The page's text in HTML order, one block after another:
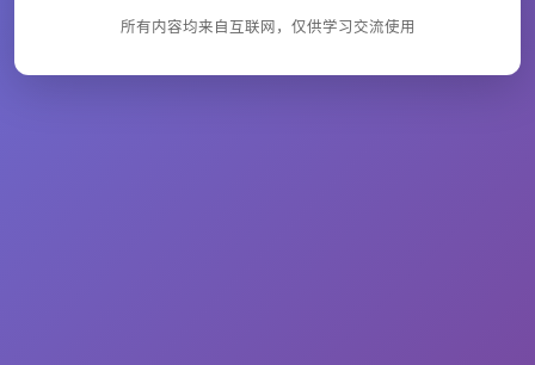
所有内容均来自互联网，仅供学习交流使用